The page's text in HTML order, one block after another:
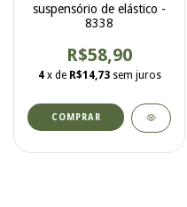
suspensório de elástico -
8338
R$58,90
4 x de R$14,73 sem juros
COMPRAR